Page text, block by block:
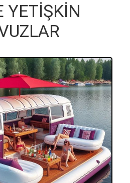
YETİŞKİN